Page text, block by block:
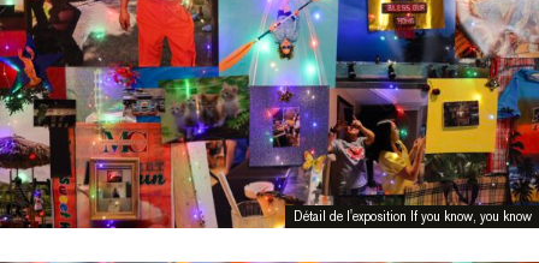
Détail de l'exposition If you know, you know